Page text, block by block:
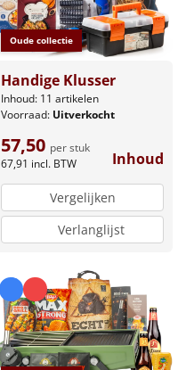
Oude collectie
Handige Klusser
Inhoud: 11 artikelen
Voorraad: Uitverkocht
57,50 per stuk
67,91 incl. BTW Inhoud
Vergelijken
Verlanglijst